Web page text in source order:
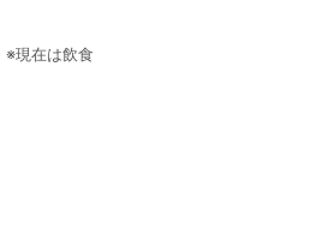
※現在は飲食